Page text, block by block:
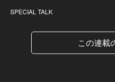
SPECIAL TALK
この連載